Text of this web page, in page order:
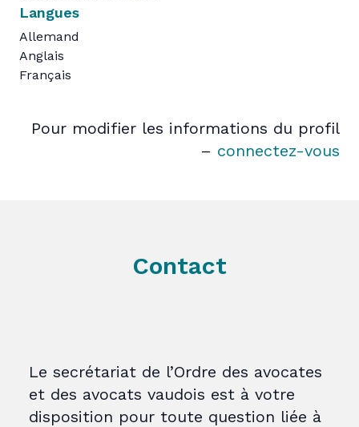
Langues
Allemand
Anglais
Français
Pour modifier les informations du profil
– connectez-vous
Contact
Le secrétariat de l’Ordre des avocates
et des avocats vaudois est à votre
disposition pour toute question liée à